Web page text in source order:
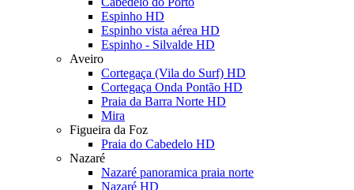
Espinho HD
Espinho vista aérea HD
Espinho - Silvalde HD
Aveiro
Cortegaça (Vila do Surf) HD
Cortegaça Onda Pontão HD
Praia da Barra Norte HD
Mira
Figueira da Foz
Praia do Cabedelo HD
Nazaré
Nazaré panoramica praia norte
Nazaré HD